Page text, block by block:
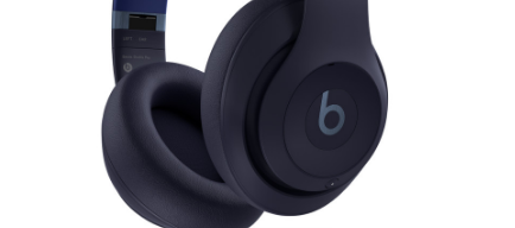
前
へ
イ
メ
ー
Beats
Studio
Pro